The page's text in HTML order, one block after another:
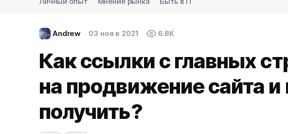
Andrew 03 ноя в 2021 6.8K
Как ссылки с главных
на продвижение сайта и
получить?